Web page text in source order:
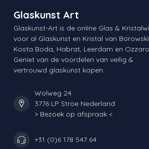
Glaskunst Art
Glaskunst-Art is de online Glas &
voor al Glaskunst en Kristal van
Kosta Boda, Habrat, Leerdam en
Geniet van de voordelen van veilig &
vertrouwd glaskunst kopen.
Wolweg 24
3776 LP Stroe Nederland
> Bezoek op afspraak <
+31 (0)6 178 547 64